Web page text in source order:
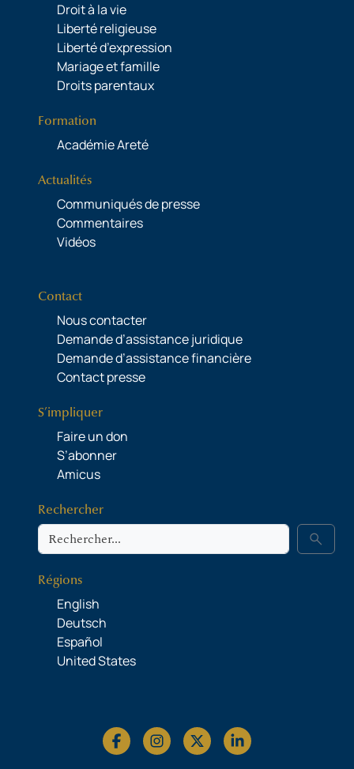
Droit à la vie
Liberté religieuse
Liberté d’expression
Mariage et famille
Droits parentaux
Formation
Académie Areté
Actualités
Communiqués de presse
Commentaires
Vidéos
Contact
Nous contacter
Demande d’assistance juridique
Demande d’assistance financière
Contact presse
S’impliquer
Faire un don
S’abonner
Amicus
Rechercher
Rechercher search
Régions
English
Deutsch
Español
United States